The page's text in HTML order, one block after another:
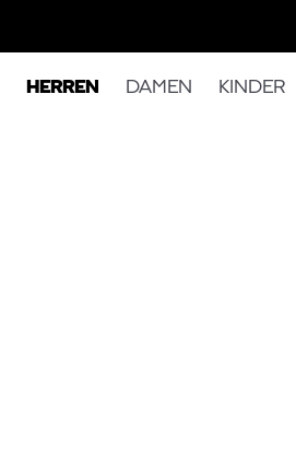
HERREN DAMEN KINDER